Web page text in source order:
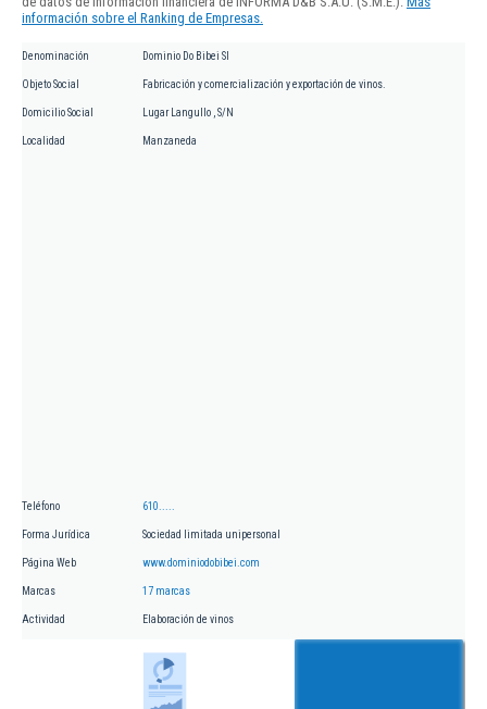
información sobre el Ranking de Empresas.
Denominación Dominio Do Bibei Sl
Objeto Social Fabricación y comercialización y exportación de vinos.
Domicilio Social Lugar Langullo , S/N
Localidad Manzaneda
Teléfono 610.....
Forma Jurídica Sociedad limitada unipersonal
Página Web www.dominiodobibei.com
Marcas 17 marcas
Actividad Elaboración de vinos